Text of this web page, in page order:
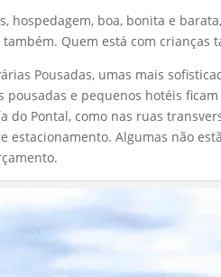
hospedagem, boa, bonita e
Quem está com crianças
Pousadas, umas mais
pousadas e pequenos hotéis
do Pontal, como nas ruas
estacionamento. Algumas não